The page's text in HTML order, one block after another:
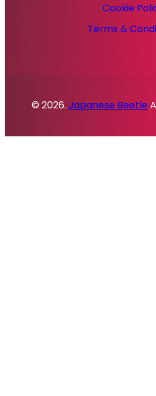
Cookie
Terms &
© 2026. Japanese Beetle